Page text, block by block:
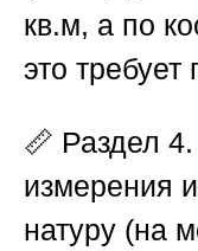
кв.м, а по
это требует
📏 Раздел
измерения
натуру (на